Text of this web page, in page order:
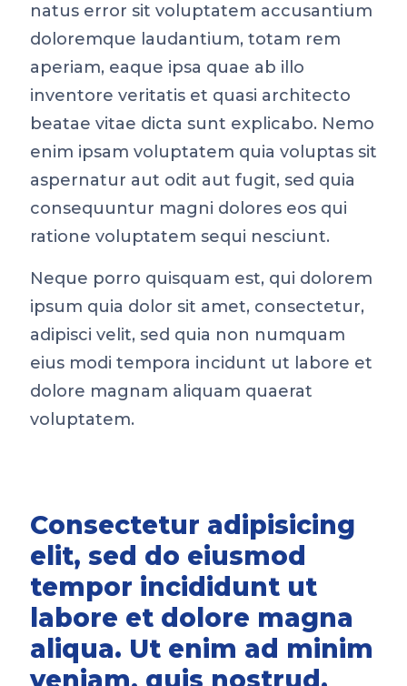
natus error sit voluptatem accusantium
doloremque laudantium, totam rem
aperiam, eaque ipsa quae ab illo
inventore veritatis et quasi architecto
beatae vitae dicta sunt explicabo. Nemo
enim ipsam voluptatem quia voluptas sit
aspernatur aut odit aut fugit, sed quia
consequuntur magni dolores eos qui
ratione voluptatem sequi nesciunt.
Neque porro quisquam est, qui dolorem
ipsum quia dolor sit amet, consectetur,
adipisci velit, sed quia non numquam
eius modi tempora incidunt ut labore et
dolore magnam aliquam quaerat
voluptatem.
Consectetur adipisicing
elit, sed do eiusmod
tempor incididunt ut
labore et dolore magna
aliqua. Ut enim ad minim
veniam, quis nostrud.